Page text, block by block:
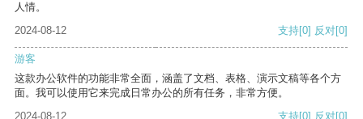
人情。
2024-08-12
支持[0] 反对[0]
游客
这款办公软件的功能非常全面，涵盖了文档、表格、演示文稿等各个方
面。我可以使用它来完成日常办公的所有任务，非常方便。
2024-08-12
支持[0] 反对[0]